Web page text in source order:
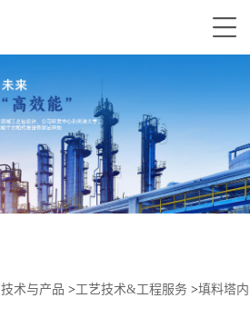
技术与产品 >工艺技术&工程服务 >填料塔内